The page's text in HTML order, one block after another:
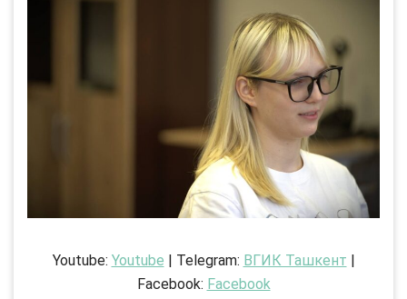
Youtube: Youtube | Telegram: ВГИК Ташкент |
Facebook: Facebook